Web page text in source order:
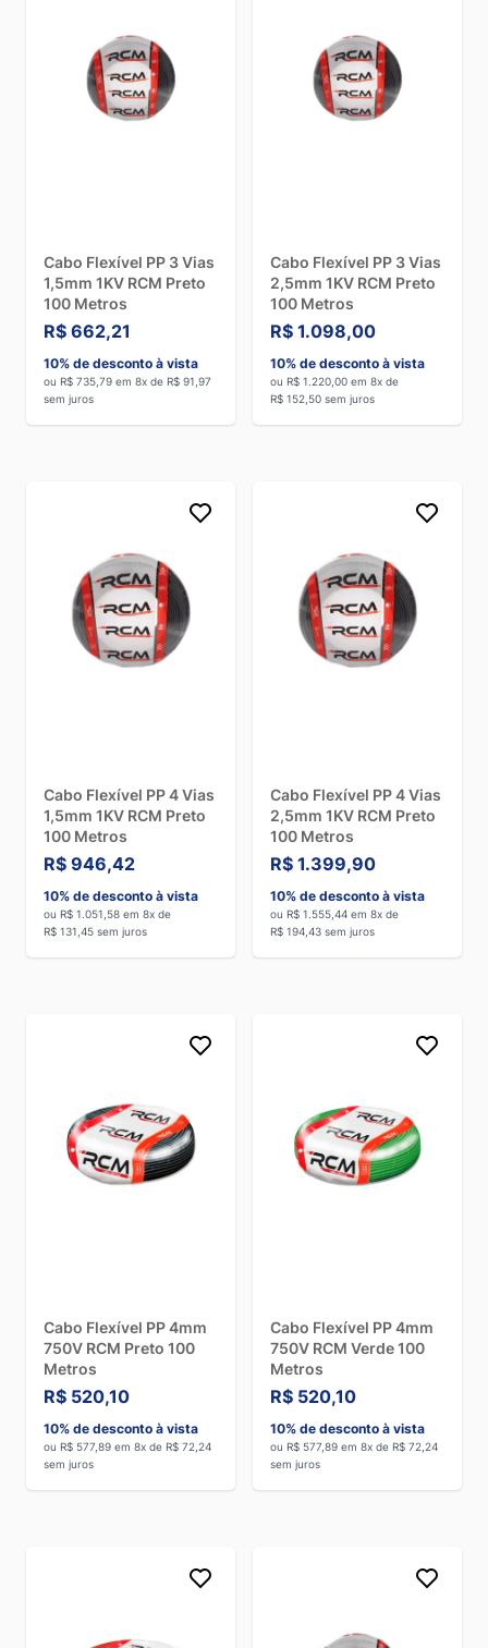
Cabo Flexível PP 3 Vias
1,5mm 1KV RCM Preto
100 Metros
R$ 662,21
10% de desconto à vista
ou R$ 735,79 em 8x de R$ 91,97
sem juros
Cabo Flexível PP 3 Vias
2,5mm 1KV RCM Preto
100 Metros
R$ 1.098,00
10% de desconto à vista
ou R$ 1.220,00 em 8x de
R$ 152,50 sem juros
Cabo Flexível PP 4 Vias
1,5mm 1KV RCM Preto
100 Metros
R$ 946,42
10% de desconto à vista
ou R$ 1.051,58 em 8x de
R$ 131,45 sem juros
Cabo Flexível PP 4 Vias
2,5mm 1KV RCM Preto
100 Metros
R$ 1.399,90
10% de desconto à vista
ou R$ 1.555,44 em 8x de
R$ 194,43 sem juros
Cabo Flexível PP 4mm
750V RCM Preto 100
Metros
R$ 520,10
10% de desconto à vista
ou R$ 577,89 em 8x de R$ 72,24
sem juros
Cabo Flexível PP 4mm
750V RCM Verde 100
Metros
R$ 520,10
10% de desconto à vista
ou R$ 577,89 em 8x de R$ 72,24
sem juros